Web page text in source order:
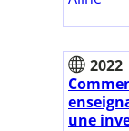
2022
une